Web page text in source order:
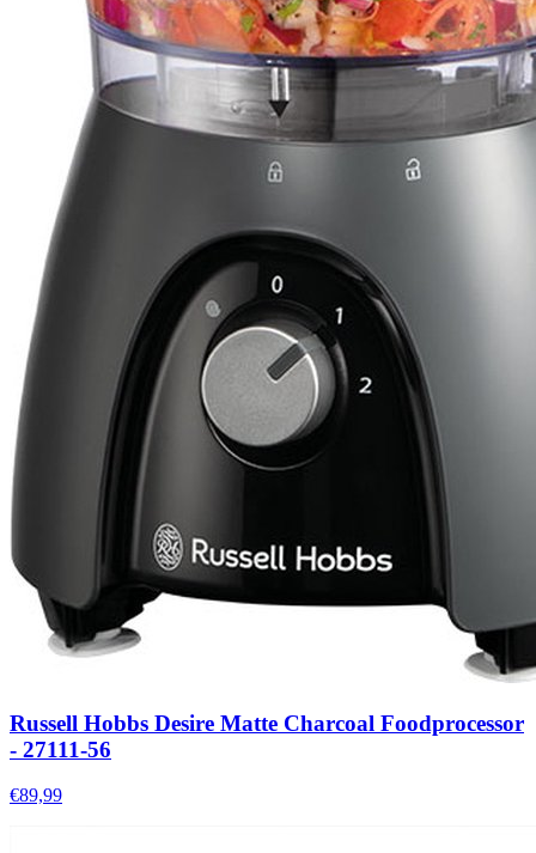
Russell Hobbs Desire Matte Charcoal Foodprocessor
- 27111-56
€89,99